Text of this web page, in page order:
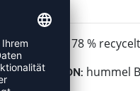
MATERIAL: 78 %
KOLLEKTION: hummel